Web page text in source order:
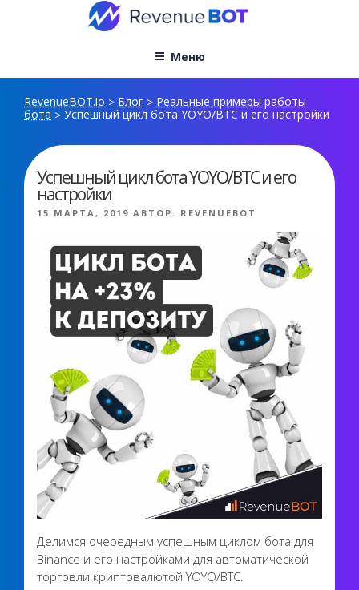
Меню
RevenueBOT.io > Блог > Реальные примеры работы
бота > Успешный цикл бота YOYO/BTC и его настройки
Успешный цикл бота YOYO/BTC и его
настройки
ОПУБЛИКОВАНО
15 МАРТА, 2019 АВТОР: REVENUEBOT
Делимся очередным успешным циклом бота для
Binance и его настройками для автоматической
торговли криптовалютой YOYO/BTC.